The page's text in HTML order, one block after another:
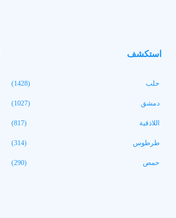
استكشف
حلب (1428)
دمشق (1027)
اللاذقية (817)
طرطوس (314)
حمص (290)